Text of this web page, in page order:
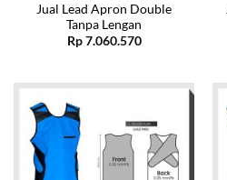
Jual Lead Apron Double
Tanpa Lengan
Rp7.060.570